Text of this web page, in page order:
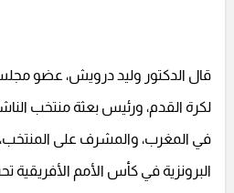
قال الدكتور وليد درويش، عضو مجلس
لكرة القدم، ورئيس بعثة منتخب
في المغرب، والمشرف على المنتخب،